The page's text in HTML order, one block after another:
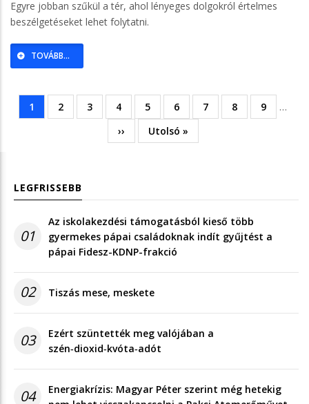
Egyre jobban szűkül a tér, ahol lényeges dolgokról értelmes
beszélgetéseket lehet folytatni.
TOVÁBB...
Oldalszámozás
Jelenlegi
oldal
1 Oldal
2 Oldal
3 Oldal
4 Oldal
5 Oldal
6 Oldal
7 Oldal
8 Oldal
9
…
Következő
oldal
››
Utolsó
oldal
Utolsó »
LEGFRISSEBB
01
Az iskolakezdési támogatásból kieső több
gyermekes pápai családoknak indít gyűjtést a
pápai Fidesz-KDNP-frakció
02 Tiszás mese, meskete
03
Ezért szüntették meg valójában a
szén‑dioxid‑kvóta‑adót
04
Energiakrízis: Magyar Péter szerint még hetekig